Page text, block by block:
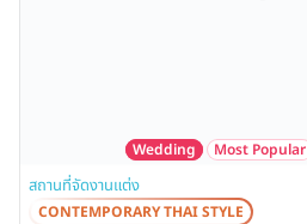
Wedding Most Popular
สถานที่จัดงานแต่ง
CONTEMPORARY THAI STYLE